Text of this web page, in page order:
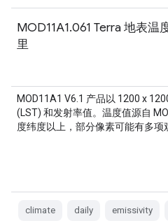
MOD11A1.061 Terra 地表温
里
MOD11A1 V6.1 产品以 1200 x
(LST) 和发射率值。温度值源自
度纬度以上，部分像素可能有多项
climate daily emissivity